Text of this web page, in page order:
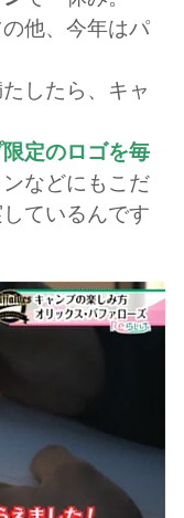
他、今年はパ
したら、キャ
定のロゴを毎
などにもこだ
ているんです